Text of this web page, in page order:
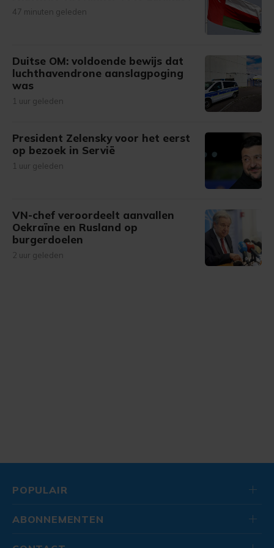
47 minuten geleden
Duitse OM: voldoende bewijs dat
luchthavendrone aanslagpoging
was
1 uur geleden
President Zelensky voor het eerst
op bezoek in Servië
1 uur geleden
VN-chef veroordeelt aanvallen
Oekraïne en Rusland op
burgerdoelen
2 uur geleden
POPULAIR
ABONNEMENTEN